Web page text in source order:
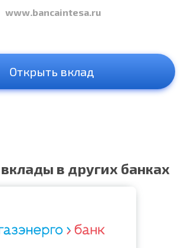
www.bancaintesa.ru
Открыть вклад
в других банках